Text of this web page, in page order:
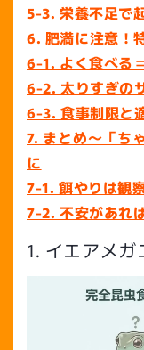
5-3. 栄養不足で
6. 肥満に注意！
6-1. よく食べる
6-2. 太りすぎの
6-3. 食事制限と
7. まとめ〜「ち
に
7-1. 餌やりは観
7-2. 不安があれ
1. イエアメ